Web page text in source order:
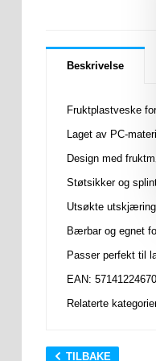
Beskrivelse
Fruktplastveske
Laget av PC-
Design med
Støtsikker og
Utsøkte
Bærbar og egnet
Passer perfekt til
EAN:
Relaterte
TILBAKE